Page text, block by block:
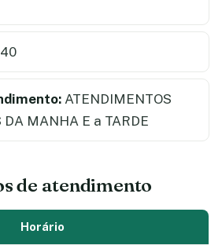
ATENDIMENTOS
DA MANHA E a TARDE
de atendimento
Horário